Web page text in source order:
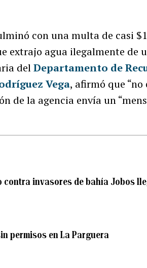
con una multa de casi
extrajo agua ilegalmente de
delDepartamento de
Vega, afirmó que “no
de la agencia envía un
contra invasores de bahía Jobos
permisos en La Parguera